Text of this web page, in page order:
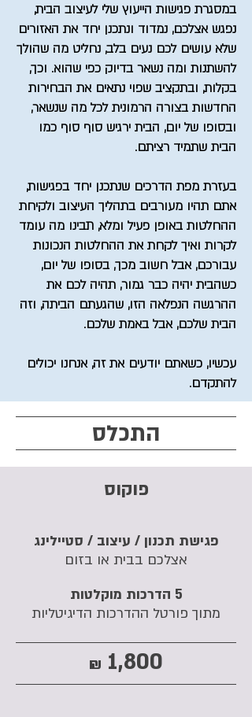
במסגרת פגישות הייעוץ שלי לעיצוב הבית,
נפגש אצלכם, נמדוד ונתכנן יחד את האזורים
שלא עושים לכם נעים בלב, נחליט מה שהולך
להשתנות ומה נשאר בדיוק כפי שהוא. וכך,
בקלות, ובתקציב שפוי נתאים את הבחירות
החדשות בצורה הרמונית לכל מה שנשאר,
ובסופו של יום, הבית ירגיש סוף סוף כמו
הבית שתמיד רציתם.
בעזרת מפת הדרכים שנתכנן יחד בפגישות,
אתם תהיו מעורבים בתהליך העיצוב ולקיחת
ההחלטות באופן פעיל ומלא, תבינו מה עומד
לקרות ואיך לקחת את ההחלטות הנכונות
עבורכם, אבל חשוב מכך, בסופו של יום,
כשהבית יהיה כבר גמור, תהיה לכם את
ההרגשה הנפלאה הזו, שהגעתם הביתה, וזה
הבית שלכם, אבל באמת שלכם.
עכשיו, כשאתם יודעים את זה, אנחנו יכולים
להתקדם.
התכלס
פוקוס
פגישת תכנון / עיצוב / סטיילינג
אצלכם בבית​ או בזום
5 הדרכות מוקלטות
מתוך פורטל ההדרכות הדיגיטליות
1,800
₪